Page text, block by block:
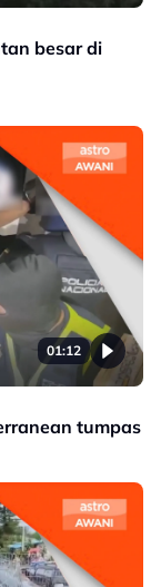
besar di
01:12
tumpas